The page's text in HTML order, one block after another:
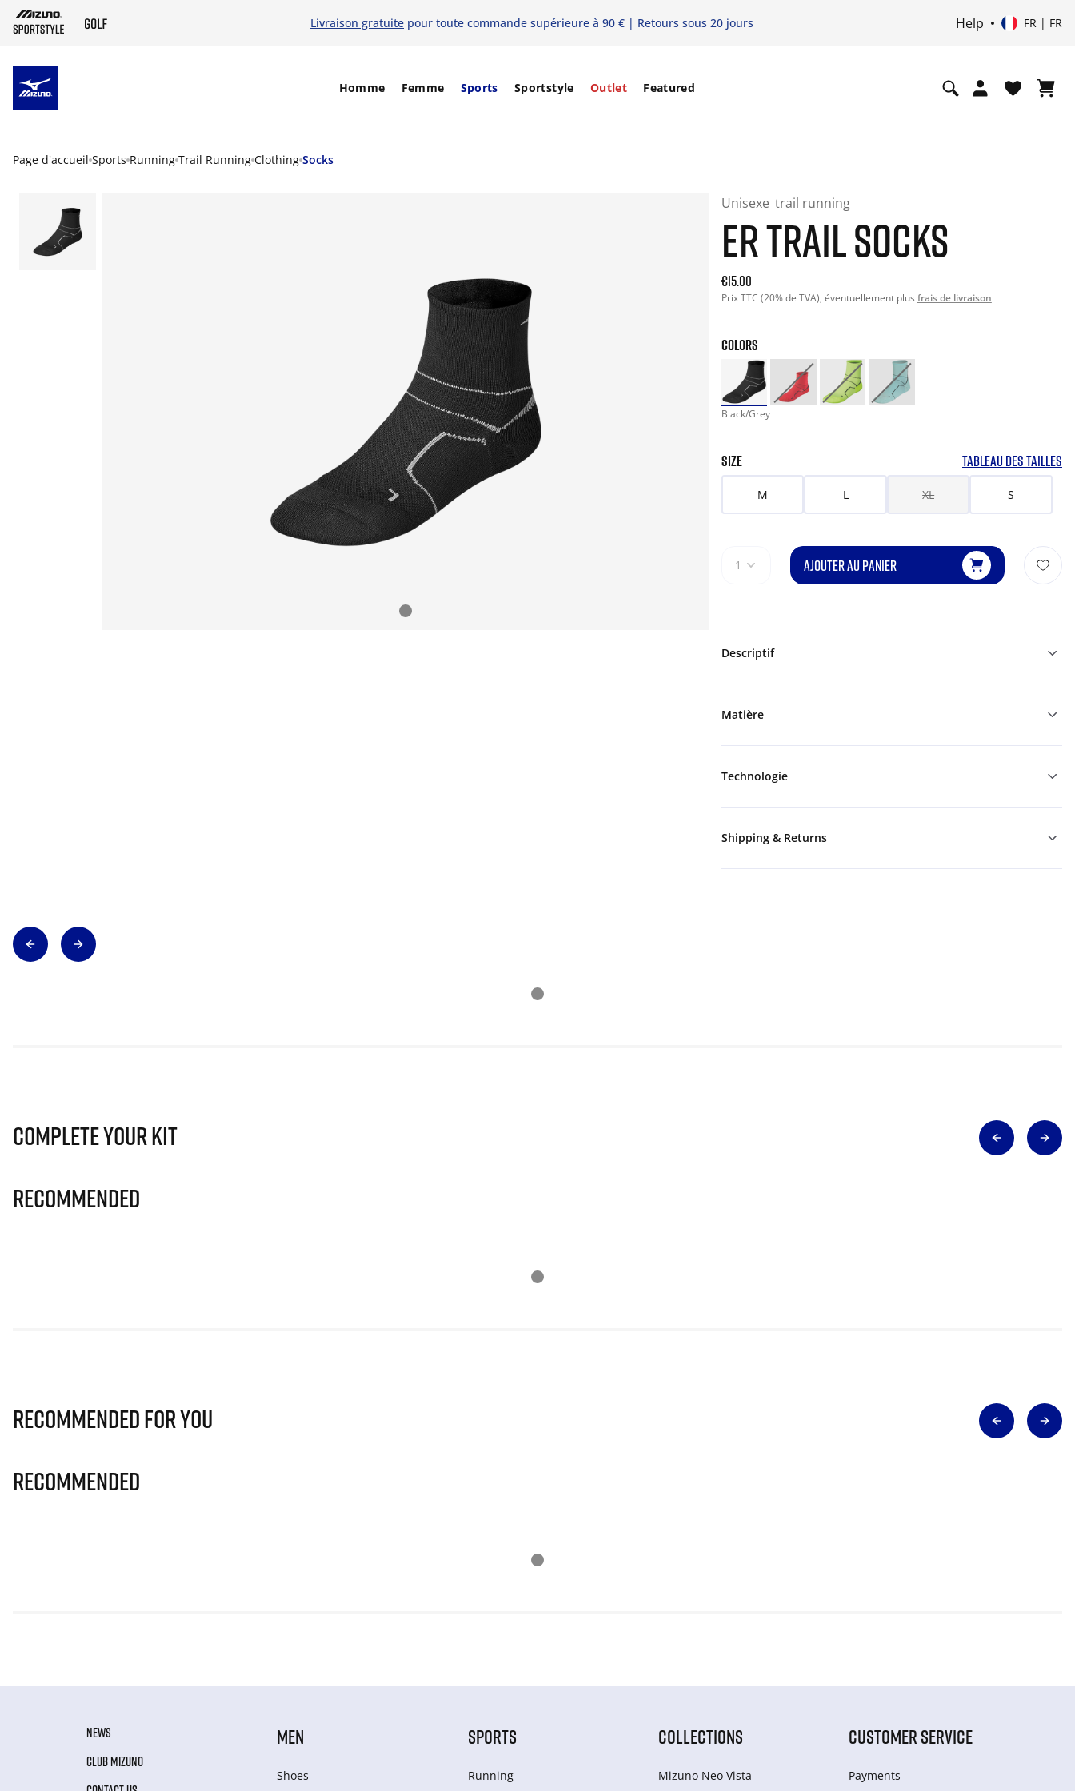
Livraison gratuite pour toute commande supérieure à 90 € | Retours sous 20 jours Help FR | FR
Homme Femme Sports Sportstyle Outlet Featured
Page d'accueil Sports Running Trail Running Clothing Socks
Unisexe trail running
ER TRAIL SOCKS
Current price: 15.00. Prix TTC (20% de TVA) and possibly
€15.00
Prix TTC (20% de TVA), éventuellement plus frais de livraison
COLORS
Black/Grey
SIZE TABLEAU DES TAILLES
M L XL S
1 AJOUTER AU PANIER
Descriptif
Matière
Technologie
Shipping & Returns
Complete Your Kit
Recommended
Recommended for you
Recommended
NEWS
CLUB MIZUNO
MEN
Shoes
SPORTS
Running
COLLECTIONS
Mizuno Neo Vista
CUSTOMER SERVICE
Payments